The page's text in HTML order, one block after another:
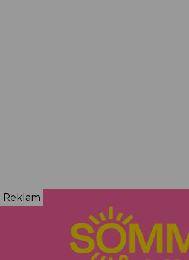
Reklam